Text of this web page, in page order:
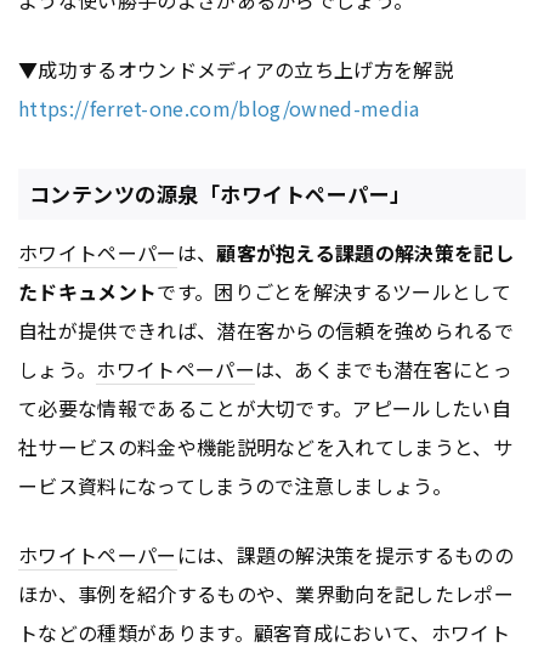
▼成功するオウンドメディアの立ち上げ方を解説
https://ferret-one.com/blog/owned-media
コンテンツの源泉「ホワイトペーパー」
ホワイトペーパーは、顧客が抱える課題の解決策を記し
たドキュメントです。困りごとを解決するツールとして
自社が提供できれば、潜在客からの信頼を強められるで
しょう。 ホワイトペーパーは、あくまでも潜在客にとっ
て必要な情報であることが大切です。アピールしたい自
社サービスの料金や機能説明などを入れてしまうと、サ
ービス資料になってしまうので注意しましょう。
ホワイトペーパー には、課題の解決策を提示するものの
ほか、事例を紹介するものや、業界動向を記したレポー
トなどの種類があります。顧客育成において、 ホワイト